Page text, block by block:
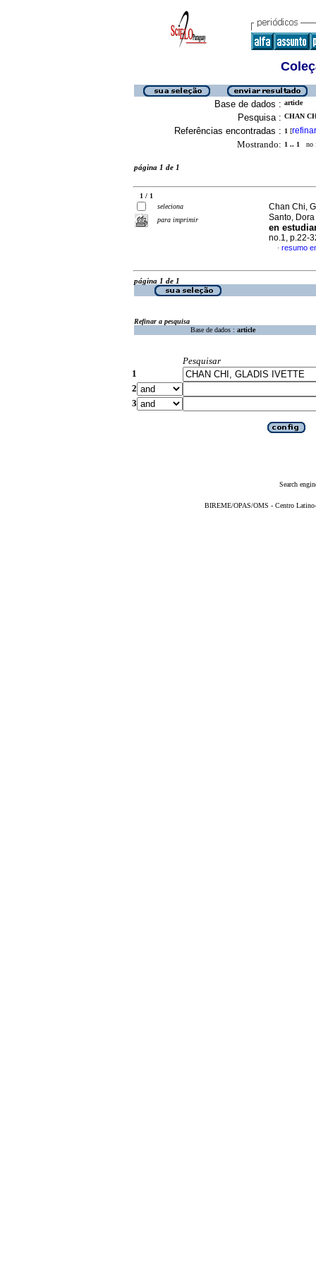
Base de dados : article
Pesquisa : CHAN
Referências encontradas : 1 [refinar
Mostrando: 1 .. 1 no
página 1 de 1
1 / 1
seleciona
para imprimir
Chan Chi,
Santo,
en
no.1, p.22-
· resumo
página 1 de 1
Refinar a pesquisa
Base de dados : article
Pesquisar
1
2
3
Search
BIREME/OPAS/OMS - Centro Latino-